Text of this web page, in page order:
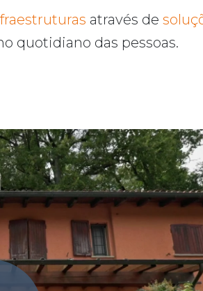
através de
quotidiano das pessoas.